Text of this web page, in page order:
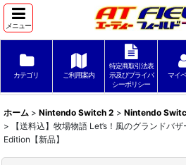
メニュー
カテゴリ ご利用案内
特定商取引法表
示及びプライバ
シーポリシー
マイ
ホーム > Nintendo Switch 2 > Nintendo
>
【送料込】牧場物語 Let’s！風のグランドバ
Edition【新品】